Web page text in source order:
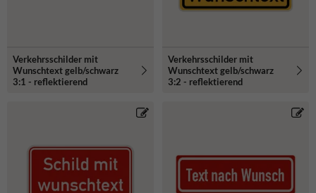
Verkehrsschilder mit
Wunschtext gelb/schwarz
3:1 - reflektierend
Verkehrsschilder mit
Wunschtext gelb/schwarz
3:2 - reflektierend